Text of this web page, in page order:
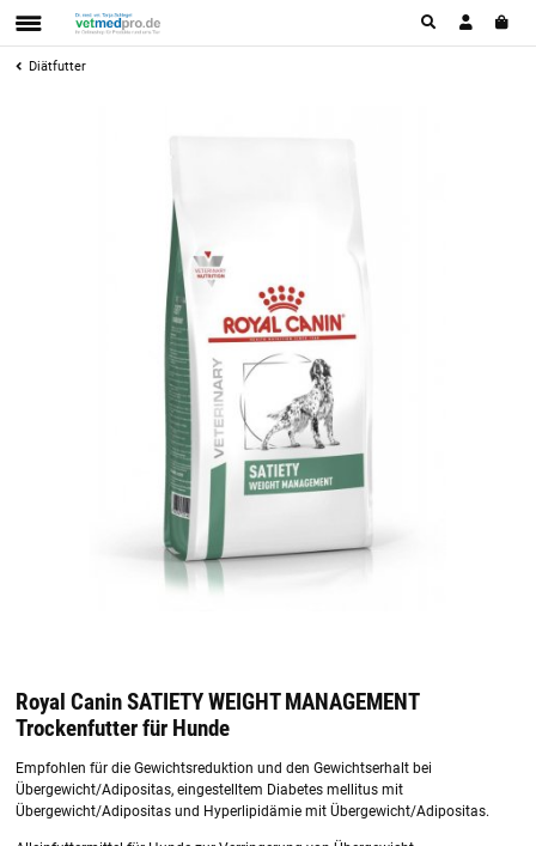
Diätfutter
Royal Canin SATIETY WEIGHT MANAGEMENT
Trockenfutter für Hunde
Empfohlen für die Gewichtsreduktion und den Gewichtserhalt bei
Übergewicht/Adipositas, eingestelltem Diabetes mellitus mit
Übergewicht/Adipositas und Hyperlipidämie mit Übergewicht/Adipositas.